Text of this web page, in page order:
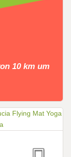
10 km um